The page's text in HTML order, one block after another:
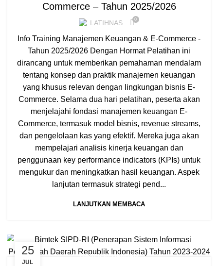
Commerce – Tahun 2025/2026
LATIHNAS 0
Info Training Manajemen Keuangan & E-Commerce -
Tahun 2025/2026 Dengan Hormat Pelatihan ini
dirancang untuk memberikan pemahaman mendalam
tentang konsep dan praktik manajemen keuangan
yang khusus relevan dengan lingkungan bisnis E-
Commerce. Selama dua hari pelatihan, peserta akan
menjelajahi fondasi manajemen keuangan E-
Commerce, termasuk model bisnis, revenue streams,
dan pengelolaan kas yang efektif. Mereka juga akan
mempelajari analisis kinerja keuangan dan
penggunaan key performance indicators (KPIs) untuk
mengukur dan meningkatkan hasil keuangan. Aspek
lanjutan termasuk strategi pend...
LANJUTKAN MEMBACA
25
JUL
BIMTEK KEUANGAN